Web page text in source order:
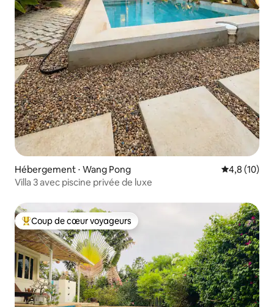
Hébergement ⋅ Wang Pong Évaluation
4,8 (10)
Villa 3 avec piscine privée de luxe
Coups de cœur voyageurs les plus appréciés
Coup de cœur voyageurs